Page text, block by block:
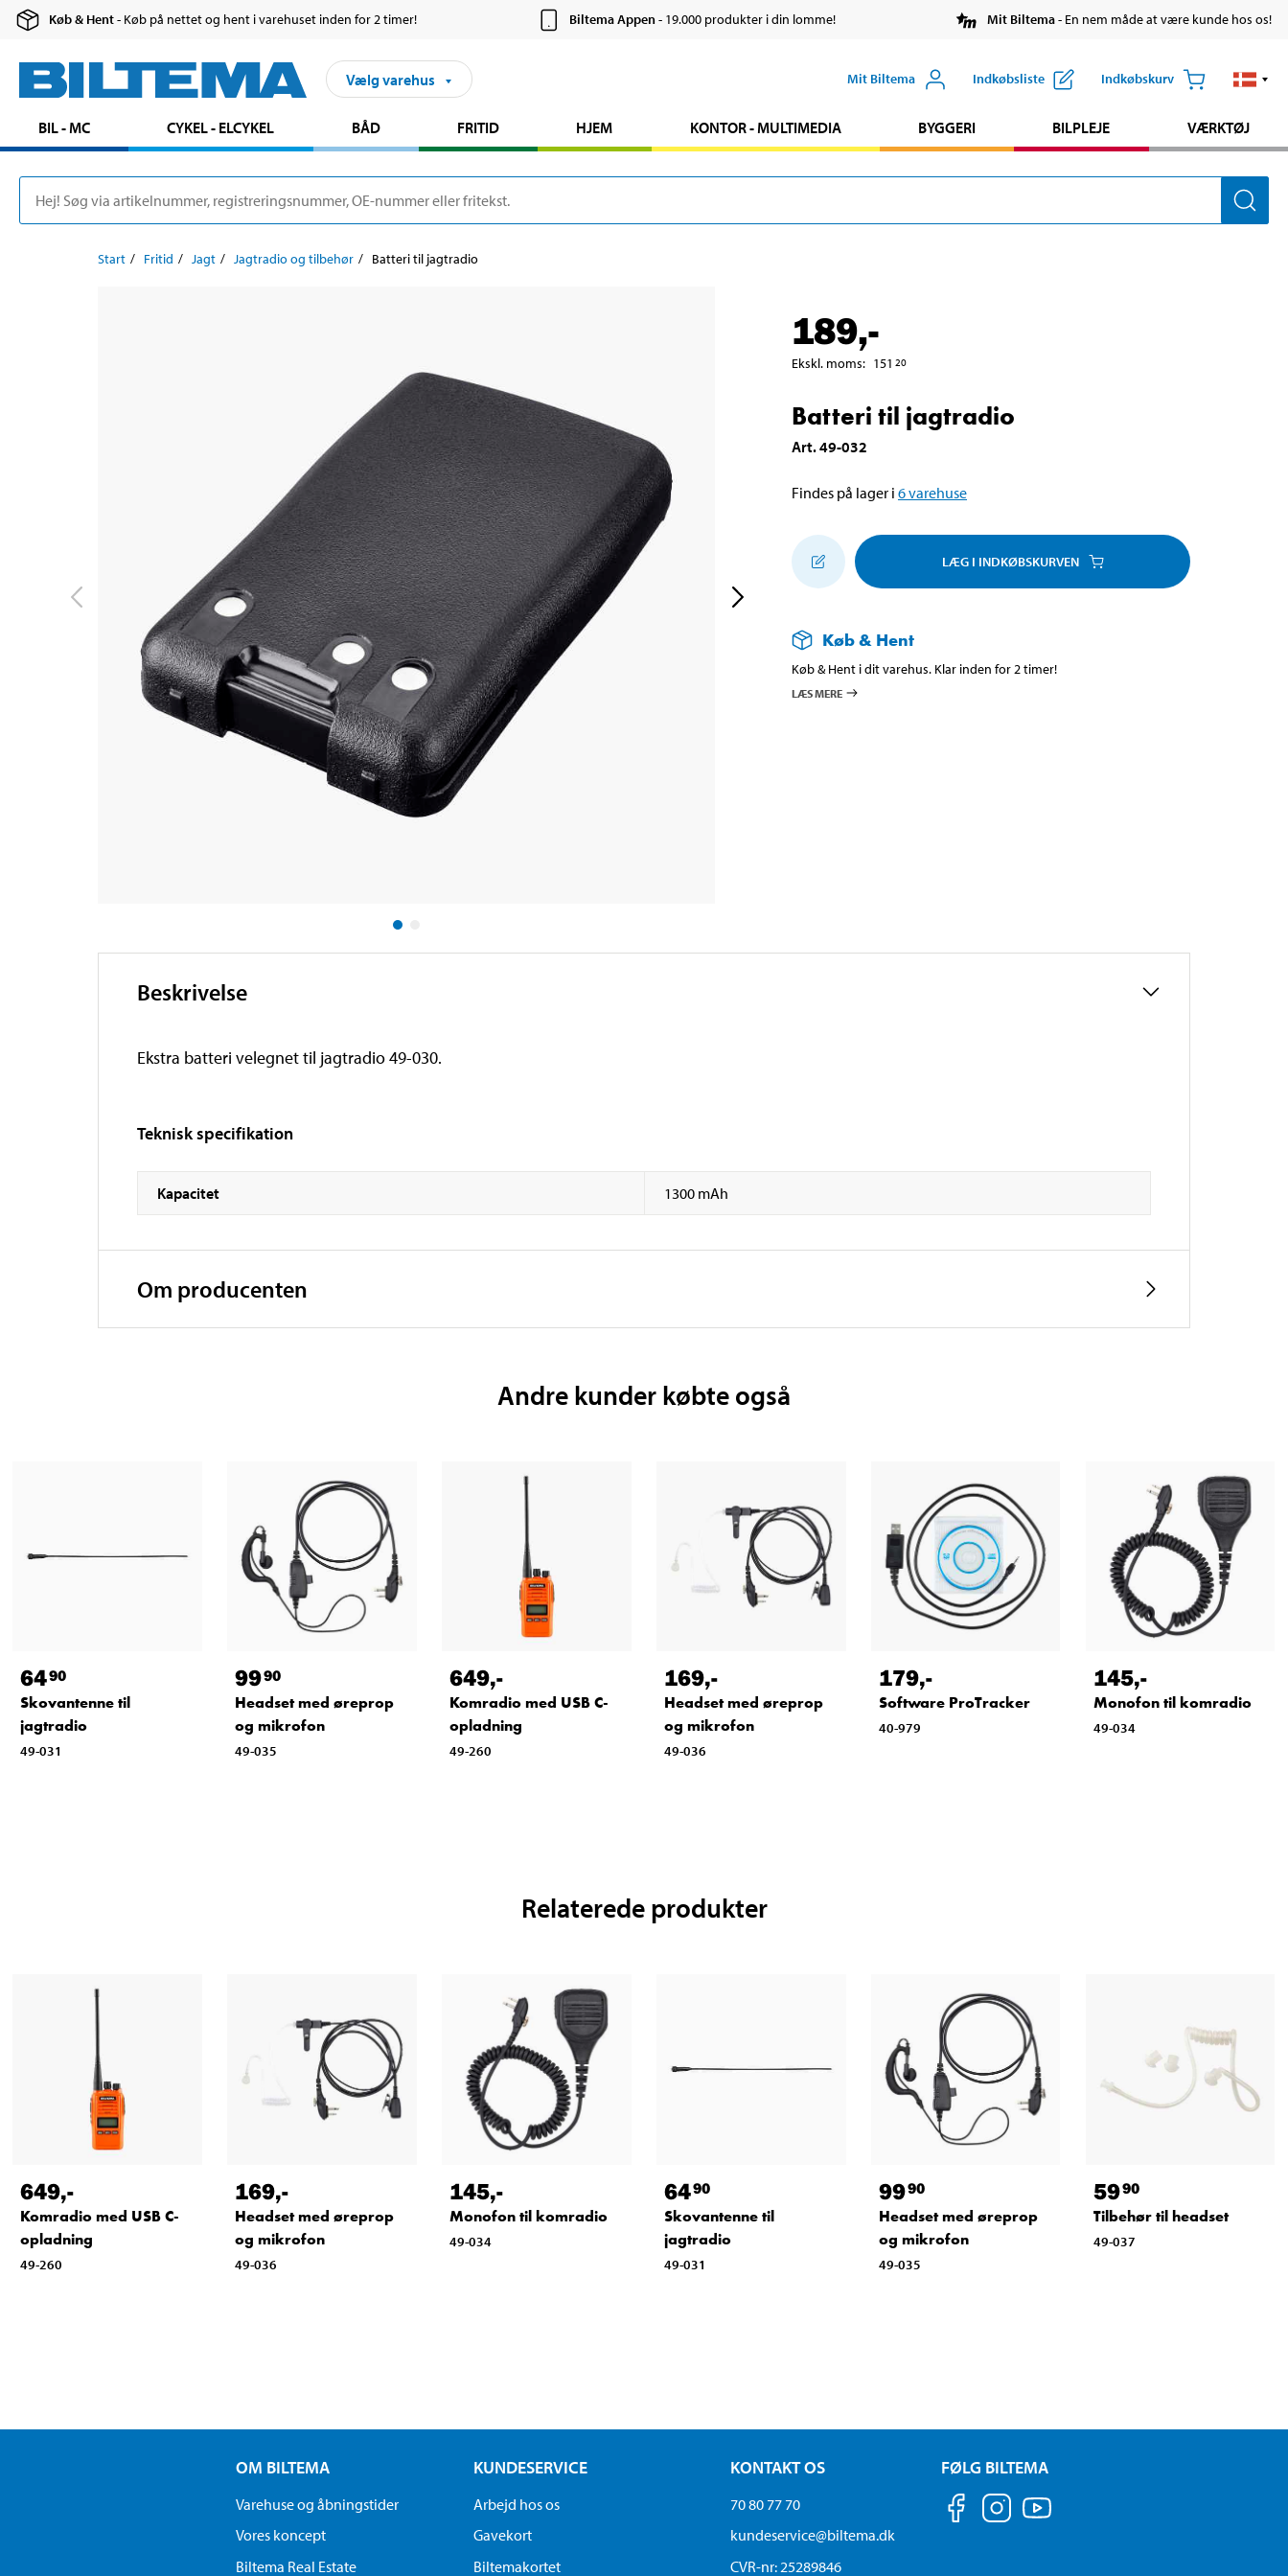
Køb & Hent- Køb på nettet og hent i varehuset inden for 2 timer! Biltema Appen- 19.000 produkter i din lomme! Mit Biltema- En nem måde at være kunde hos os!
Vælg varehus Mit Biltema Indkøbsliste Indkøbskurv
BIL - MC CYKEL - ELCYKEL BÅD FRITID HJEM KONTOR - MULTIMEDIA BYGGERI BILPLEJE VÆRKTØJ
Start Fritid Jagt Jagtradio og tilbehør Batteri til jagtradio
189,-
Ekskl. moms: 151 20
Batteri til jagtradio
Art.49-032
Findes på lager i 6varehuse
LÆG I INDKØBSKURVEN
Køb & Hent
Køb & Hent i dit varehus. Klar inden for 2 timer!
LÆS MERE
Beskrivelse
Ekstra batteri velegnet til jagtradio 49-030.
Teknisk specifikation
Kapacitet 1300 mAh
Om producenten
Andre kunder købte også
6490
Skovantenne til
jagtradio
49-031
9990
Headset med øreprop
og mikrofon
49-035
649,-
Komradio med USB C-
opladning
49-260
169,-
Headset med øreprop
og mikrofon
49-036
179,-
Software ProTracker
40-979
145,-
Monofon til komradio
49-034
Relaterede produkter
649,-
Komradio med USB C-
opladning
49-260
169,-
Headset med øreprop
og mikrofon
49-036
145,-
Monofon til komradio
49-034
6490
Skovantenne til
jagtradio
49-031
9990
Headset med øreprop
og mikrofon
49-035
5990
Tilbehør til headset
49-037
OM BILTEMA
Varehuse og åbningstider
Vores koncept
Biltema Real Estate
KUNDESERVICE
Arbejd hos os
Gavekort
Biltemakortet
KONTAKT OS
70 80 77 70
kundeservice@biltema.dk
CVR-nr: 25289846
FØLG BILTEMA